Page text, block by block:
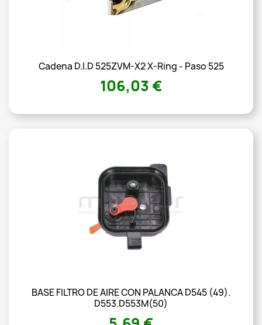
Cadena D.I.D 525ZVM-X2 X-Ring - Paso 525
106,03 €
BASE FILTRO DE AIRE CON PALANCA D545 (49).
D553.D553M(50)